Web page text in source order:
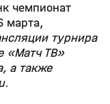
чемпионат
марта,
турнира
«Матч ТВ»
а также